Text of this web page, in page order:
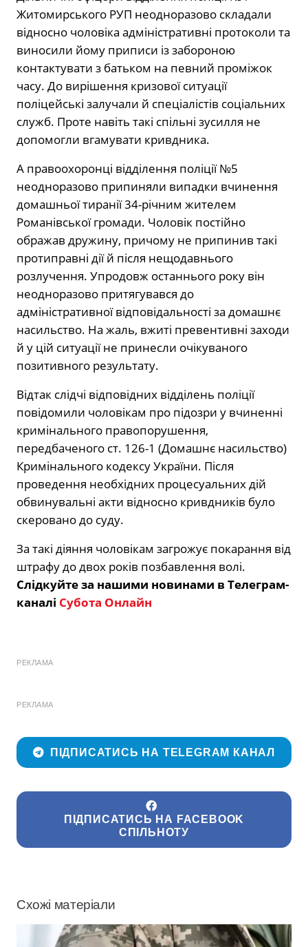
Житомирського РУП неодноразово складали
відносно чоловіка адміністративні протоколи та
виносили йому приписи із забороною
контактувати з батьком на певний проміжок
часу. До вирішення кризової ситуації
поліцейські залучали й спеціалістів соціальних
служб. Проте навіть такі спільні зусилля не
допомогли вгамувати кривдника.
А правоохоронці відділення поліції №5
неодноразово припиняли випадки вчинення
домашньої тиранії 34-річним жителем
Романівської громади. Чоловік постійно
ображав дружину, причому не припинив такі
протиправні дії й після нещодавнього
розлучення. Упродовж останнього року він
неодноразово притягувався до
адміністративної відповідальності за домашнє
насильство. На жаль, вжиті превентивні заходи
й у цій ситуації не принесли очікуваного
позитивного результату.
Відтак слідчі відповідних відділень поліції
повідомили чоловікам про підозри у вчиненні
кримінального правопорушення,
передбаченого ст. 126-1 (Домашнє насильство)
Кримінального кодексу України. Після
проведення необхідних процесуальних дій
обвинувальні акти відносно кривдників було
скеровано до суду.
За такі діяння чоловікам загрожує покарання від
штрафу до двох років позбавлення волі.
Слідкуйте за нашими новинами в Телеграм-
каналі Субота Онлайн
РЕКЛАМА
РЕКЛАМА
ПІДПИСАТИСЬ НА TELEGRAM КАНАЛ
ПІДПИСАТИСЬ НА FACEBOOK
СПІЛЬНОТУ
Схожі матеріали